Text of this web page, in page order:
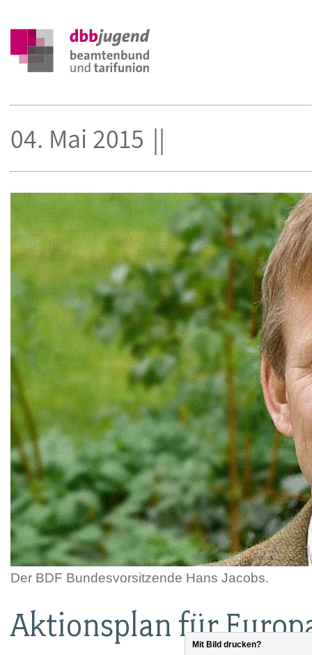
Der BDF Bundesvorsitzende Hans Jacobs.
Aktionsplan für
04. Mai 2015
Mit Bild drucken?